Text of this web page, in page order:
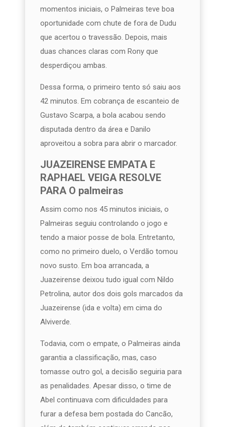
momentos iniciais, o Palmeiras teve boa
oportunidade com chute de fora de Dudu
que acertou o travessão. Depois, mais
duas chances claras com Rony que
desperdiçou ambas.
Dessa forma, o primeiro tento só saiu aos
42 minutos. Em cobrança de escanteio de
Gustavo Scarpa, a bola acabou sendo
disputada dentro da área e Danilo
aproveitou a sobra para abrir o marcador.
JUAZEIRENSE EMPATA E
RAPHAEL VEIGA RESOLVE
PARA O palmeiras
Assim como nos 45 minutos iniciais, o
Palmeiras seguiu controlando o jogo e
tendo a maior posse de bola. Entretanto,
como no primeiro duelo, o Verdão tomou
novo susto. Em boa arrancada, a
Juazeirense deixou tudo igual com Nildo
Petrolina, autor dos dois gols marcados da
Juazeirense (ida e volta) em cima do
Alviverde.
Todavia, com o empate, o Palmeiras ainda
garantia a classificação, mas, caso
tomasse outro gol, a decisão seguiria para
as penalidades. Apesar disso, o time de
Abel continuava com dificuldades para
furar a defesa bem postada do Cancão,